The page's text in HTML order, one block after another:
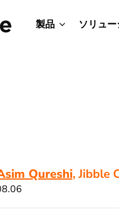
製品 ソリュ
Qureshi, Jibble